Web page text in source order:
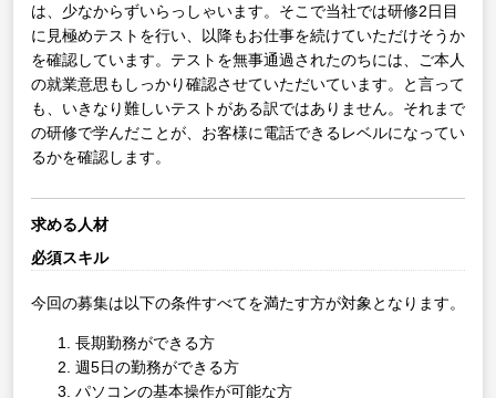
は、少なからずいらっしゃいます。そこで当社では研修2日目
に見極めテストを行い、以降もお仕事を続けていただけそうか
を確認しています。テストを無事通過されたのちには、ご本人
の就業意思もしっかり確認させていただいています。と言って
も、いきなり難しいテストがある訳ではありません。それまで
の研修で学んだことが、お客様に電話できるレベルになってい
るかを確認します。
求める人材
必須スキル
今回の募集は以下の条件すべてを満たす方が対象となります。
長期勤務ができる方
週5日の勤務ができる方
パソコンの基本操作が可能な方